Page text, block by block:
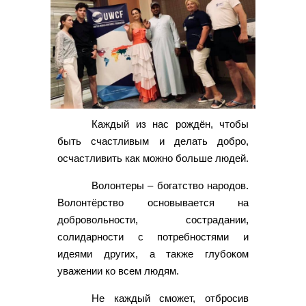
Каждый из нас рождён, чтобы
быть счастливым и делать добро,
осчастливить как можно больше людей.
Волонтеры – богатство народов.
Волонтёрство основывается на
добровольности, сострадании,
солидарности с потребностями и
идеями других, а также глубоком
уважении ко всем людям.
Не каждый сможет, отбросив